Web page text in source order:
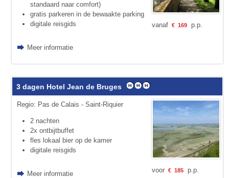
standaard naar comfort)
gratis parkeren in de bewaakte parking
digitale reisgids
Meer informatie
vanaf € 169p.p.
3 dagen Hotel Jean de Bruges
Regio: Pas de Calais - Saint-Riquier
2 nachten
2x ontbijtbuffet
fles lokaal bier op de kamer
digitale reisgids
Meer informatie voor € 185p.p.